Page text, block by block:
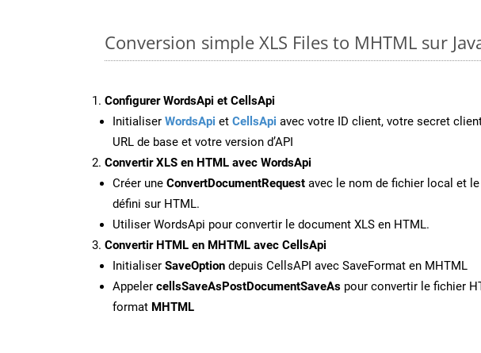
Conversion simple XLS Files to MHTML sur
Configurer WordsApi et CellsApi
Initialiser WordsApi et CellsApi avec votre ID client, votre secret
URL de base et votre version d’API
Convertir XLS en HTML avec WordsApi
Créer une ConvertDocumentRequest avec le nom de fichier local et
défini sur HTML.
Utiliser WordsApi pour convertir le document XLS en HTML.
Convertir HTML en MHTML avec CellsApi
Initialiser SaveOption depuis CellsAPI avec SaveFormat en MHTML
Appeler cellsSaveAsPostDocumentSaveAs pour convertir le fichier
format MHTML